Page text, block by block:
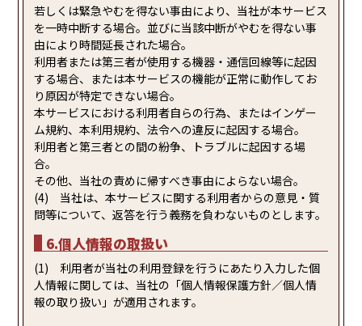
若しくは緊急やむを得ない事由により、当社が本サービス
を一時中断する場合。並びに当該中断がやむを得ない事
由により時間延長された場合。
利用者または第三者が使用する機器・通信回線等に起因
する場合、または本サービスの機能が正常に動作してお
り原因が特定できない場合。
本サービスにおける利用者自らの行為、またはインゲー
ム規約、本利用規約、法令への違反に起因する場合。
利用者と第三者との間の紛争、トラブルに起因する場
合。
その他、当社の責めに帰すべき事由によらない場合。
(4) 当社は、本サービスに関する利用者からの意見・質
問等について、返答を行う義務を負わないものとします。
6.個人情報の取扱い
(1) 利用者が当社の利用登録を行うにあたり入力した個
人情報に関しては、当社の「個人情報保護方針／個人情
報の取り扱い」が適用されます。